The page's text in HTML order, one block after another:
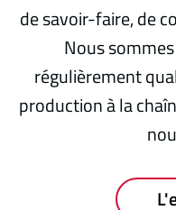
de savoir-faire, de
Nous
régulièrement
production à la